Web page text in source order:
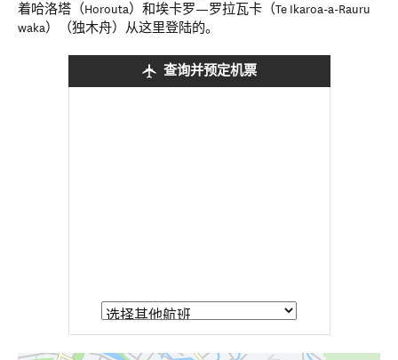
着哈洛塔（Horouta）和埃卡罗—罗拉瓦卡（Te Ikaroa-a-Rauru
waka）（独木舟）从这里登陆的。
查询并预定机票